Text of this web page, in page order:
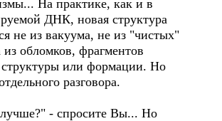
На практике, как и в
ДНК, новая структура
не из вакуума, не из "чистых"
из обломков, фрагментов
или формации. Но
разговора.
- спросите Вы... Но